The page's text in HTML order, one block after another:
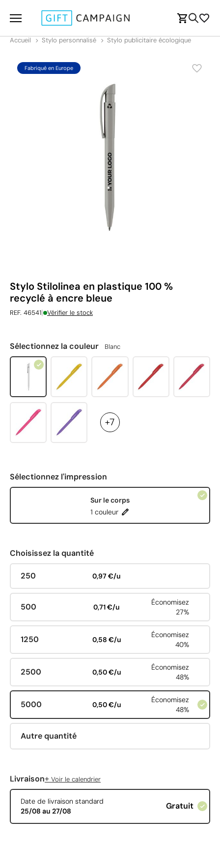
Accueil Stylo personnalisé Stylo publicitaire écologique
Fabriqué en Europe
Stylo Stilolinea en plastique 100 %
recyclé à encre bleue
REF. 46541| Vérifier le stock
Sélectionnez la couleur Blanc
+7
Sélectionnez l'impression
Sur le corps
1 couleur
Choisissez la quantité
250 0,97 €/u
500 0,71 €/u
Économisez
27%
1250 0,58 €/u
Économisez
40%
2500 0,50 €/u
Économisez
48%
5000 0,50 €/u
Économisez
48%
Autre quantité
Livraison+ Voir le calendrier
Date de livraison standard
25/08 au 27/08
Gratuit